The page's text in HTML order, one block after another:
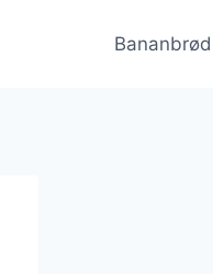
Bananbrød